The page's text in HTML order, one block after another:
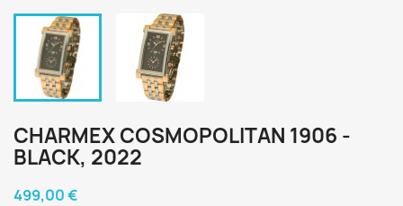
CHARMEX COSMOPOLITAN 1906 -
BLACK, 2022
499,00 €